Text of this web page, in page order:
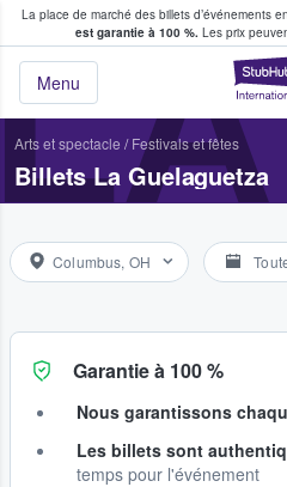
La place de marché des billets d’événements
est garantie à 100 %. Les prix
Menu
fans achètent et
Arts et spectacle / Festivals et fêtes
Billets La Guelaguetza
Columbus, OH
Garantie à 100 %
Nous garantissons
Les billets sont
temps pour l'événement